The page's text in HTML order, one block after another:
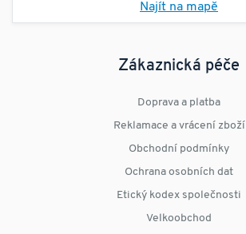
Najít na mapě
Zákaznická péče
Doprava a platba
Reklamace a vrácení zboží
Obchodní podmínky
Ochrana osobních dat
Etický kodex společnosti
Velkoobchod